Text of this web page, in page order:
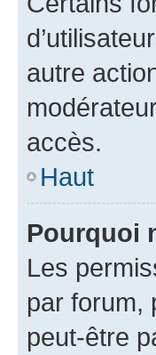
autre
accès.
Haut
Pourquoi
Les
par forum,
peut-être